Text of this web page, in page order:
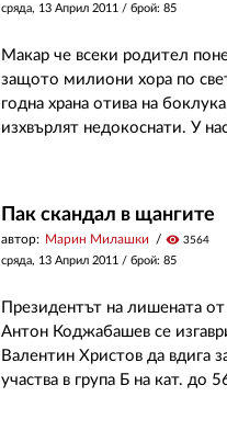
сряда, 13 Април 2011 / брой: 85
Макар че всеки родител
защото милиони хора по
годна храна отива на
изхвърлят недокоснати. У
Пак скандал в щангите
автор: Марин Милашки visibility 3564
сряда, 13 Април 2011 / брой: 85
Президентът на лишената
Антон Коджабашев се
Валентин Христов да вдига
участва в група Б на кат. до